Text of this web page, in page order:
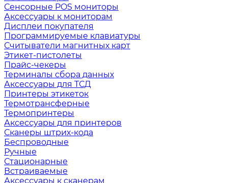
Сенсорные POS мониторы
Аксессуары к мониторам
Дисплеи покупателя
Программируемые клавиатуры
Считыватели магнитных карт
Этикет-пистолеты
Прайс-чекеры
Терминалы сбора данных
Аксессуары для ТСД
Принтеры этикеток
Термотрансферные
Термопринтеры
Аксессуары для принтеров
Сканеры штрих-кода
Беспроводные
Ручные
Стационарные
Встраиваемые
Аксессуары к сканерам